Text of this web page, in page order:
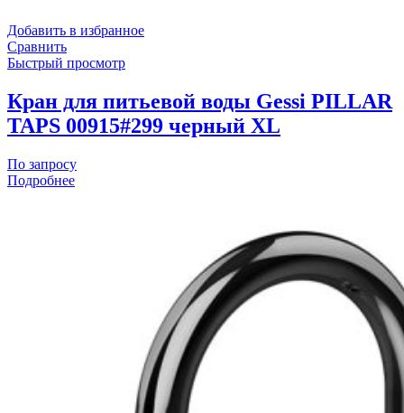
Добавить в избранное
Сравнить
Быстрый просмотр
Кран для питьевой воды Gessi PILLAR
TAPS 00915#299 черный XL
По запросу
Подробнее